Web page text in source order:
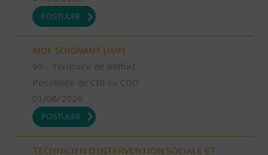
POSTULER
AIDE SOIGNANT (H/F)
90 - Territoire de Belfort
Possibilité de CDI ou CDD
01/08/2026
POSTULER
TECHNICIEN D’INTERVENTION SOCIALE ET